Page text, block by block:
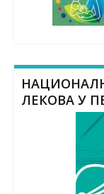
ЛЕКОВА У